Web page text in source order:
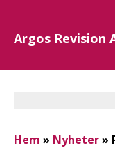
Argos Revision
Hem » Nyheter»